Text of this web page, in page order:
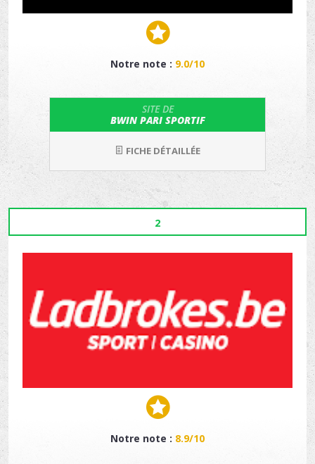
Notre note : 9.0/10
SITE DE
BWIN PARI SPORTIF
FICHE DÉTAILLÉE
2
Notre note : 8.9/10